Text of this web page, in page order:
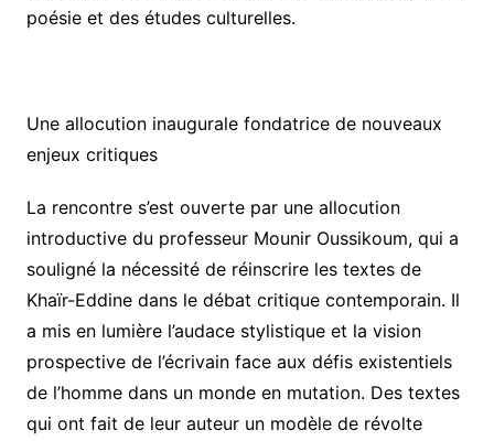
poésie et des études culturelles.
Une allocution inaugurale fondatrice de nouveaux
enjeux critiques
La rencontre s’est ouverte par une allocution
introductive du professeur Mounir Oussikoum, qui a
souligné la nécessité de réinscrire les textes de
Khaïr-Eddine dans le débat critique contemporain. Il
a mis en lumière l’audace stylistique et la vision
prospective de l’écrivain face aux défis existentiels
de l’homme dans un monde en mutation. Des textes
qui ont fait de leur auteur un modèle de révolte